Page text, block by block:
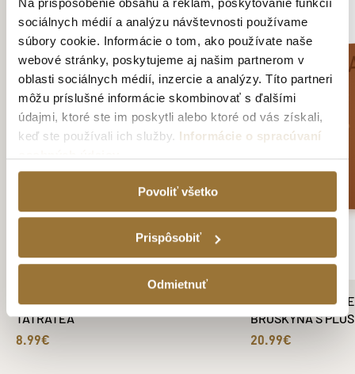
Na prispôsobenie obsahu a reklám, poskytovanie funkcií
sociálnych médií a analýzu návštevnosti používame
súbory cookie. Informácie o tom, ako používate naše
webové stránky, poskytujeme aj našim partnerom v
oblasti sociálnych médií, inzercie a analýzy. Títo partneri
môžu príslušné informácie skombinovať s ďalšími
údajmi, ktoré ste im poskytli alebo ktoré od vás získali,
keď ste používali ich služby. Informácie o spracúvaní
Povoliť všetko
Prispôsobiť
Odmietnuť
ČIERNA TABUĽA NA STENU S FĽAŠOU
TATRATEA
8.99€
DARČEKOVÉ
BROSKYŇA S
20.99€